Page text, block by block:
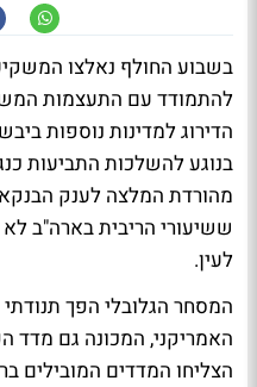
בשבוע החולף נאלצו
להתמודד עם התעצמות
הדירוג למדינות נוספות
בנוגע להשלכות התביעות
מהורדת המלצה לענק
ששיעורי הריבית בארה"ב
לעין.
האמריקני, המכונה גם מדד
הצליחו המדדים המובילים